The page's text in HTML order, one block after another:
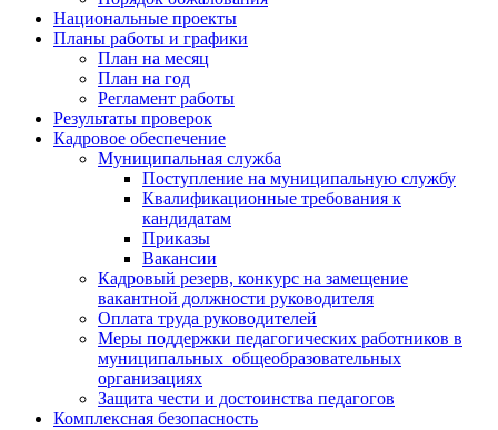
Национальные проекты
Планы работы и графики
План на месяц
План на год
Регламент работы
Результаты проверок
Кадровое обеспечение
Муниципальная служба
Поступление на муниципальную службу
Квалификационные требования к
кандидатам
Приказы
Вакансии
Кадровый резерв, конкурс на замещение
вакантной должности руководителя
Оплата труда руководителей
Меры поддержки педагогических работников в
муниципальных общеобразовательных
организациях
Защита чести и достоинства педагогов
Комплексная безопасность